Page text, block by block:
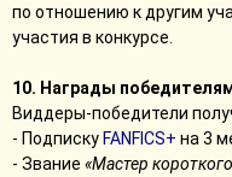
по отношению к другим
участия в конкурсе.
10. Награды
Виддеры-победители
- Подписку FANFICS+ на 3
- Звание «Мастер